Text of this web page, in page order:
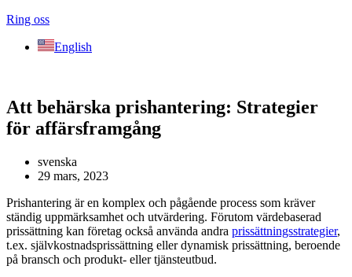
Ring oss
English
Att behärska prishantering: Strategier
för affärsframgång
svenska
29 mars, 2023
Prishantering är en komplex och pågående process som kräver
ständig uppmärksamhet och utvärdering. Förutom värdebaserad
prissättning kan företag också använda andra prissättningsstrategier,
t.ex. självkostnadsprissättning eller dynamisk prissättning, beroende
på bransch och produkt- eller tjänsteutbud.